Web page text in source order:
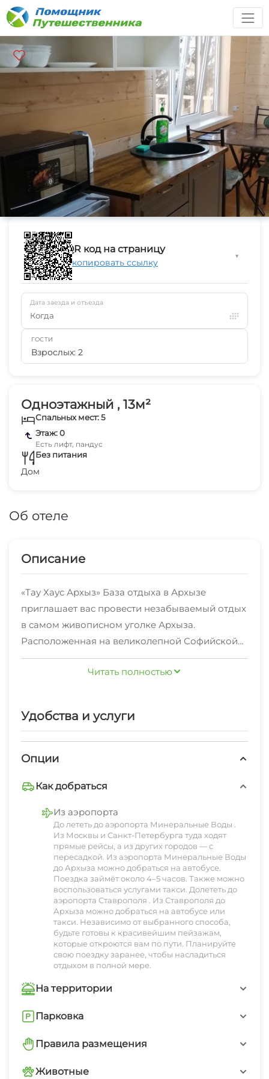
Одноэтажный , 13м²
Спальных мест: 5
Этаж: 0
Есть лифт, пандус
Без питания
Дом
Об отеле
Описание
«Тау Хаус Архыз» База отдыха в Архызе
приглашает вас провести незабываемый отдых
в самом живописном уголке Архыза.
Расположенная на великолепной Софийской
поляне и у подножия величественной Поляны
Таулу, эта база предлагает уникальную
комфортного проживания:
обеспечат вам максимальный комфорт и уют.
печь — для удобства во время вашего отдыха.
▪️ В каждом доме предоставлены фен и чайник,
чтобы ваше утро начиналось с чашки
ароматного чая или кофе.
▪️ Современная плита для любителей готовить
самостоятельно.
▪️ Бесплатный Wi-Fi и телевизор позволяют
оставаться на связи и наслаждаться любимыми
передачами.
▪️ На территории имеются беседки и мангалы
для вечерних посиделок с друзьями или
▪️ Баня и купель помогут вам расслабиться и
восстановить силы.
Читать полностью
Удобства и услуги
Опции
Как добраться
Из аэропорта
До лететь до аэропорта Минеральные Воды .
Из Москвы и Санкт-Петербурга туда ходят
прямые рейсы, а из других городов — с
пересадкой. Из аэропорта Минеральные Воды
до Архыза можно добраться на автобусе.
Поездка займёт около 4–5 часов. Также можно
воспользоваться услугами такси. Долететь до
аэропорта Ставрополя . Из Ставрополя до
Архыза можно добраться на автобусе или
такси. Независимо от выбранного способа,
будьте готовы к красивейшим пейзажам,
которые откроются вам по пути. Планируйте
свою поездку заранее, чтобы насладиться
отдыхом в полной мере.
На территории
Баня
Мангал
Беседка
Парковка
Открытая парковка на территории
Правила размещения
Запрещено курить в номерах
Животные
QR код на страницу
Скопировать ссылку
▼
Дата заезда и отъезда
Когда
ГОСТИ
Взрослых: 2